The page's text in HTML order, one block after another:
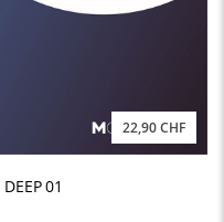
22,90 CHF
01